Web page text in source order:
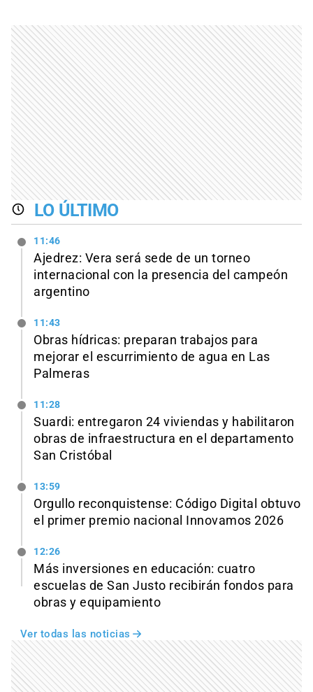
LO ÚLTIMO
11:46
Ajedrez: Vera será sede de un torneo
internacional con la presencia del campeón
argentino
11:43
Obras hídricas: preparan trabajos para
mejorar el escurrimiento de agua en Las
Palmeras
11:28
Suardi: entregaron 24 viviendas y habilitaron
obras de infraestructura en el departamento
San Cristóbal
13:59
Orgullo reconquistense: Código Digital obtuvo
el primer premio nacional Innovamos 2026
12:26
Más inversiones en educación: cuatro
escuelas de San Justo recibirán fondos para
obras y equipamiento
Ver todas las noticias